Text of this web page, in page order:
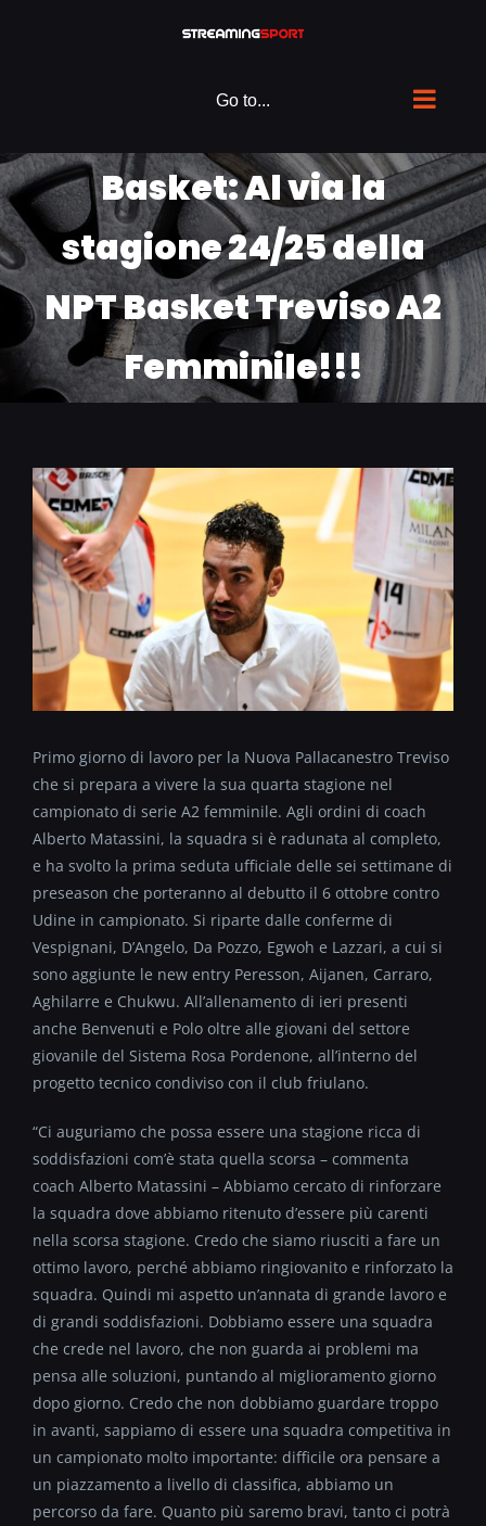
Go to...
Basket: Al via la
stagione 24/25 della
NPT Basket Treviso A2
Femminile!!!
Primo giorno di lavoro per la Nuova Pallacanestro Treviso
che si prepara a vivere la sua quarta stagione nel
campionato di serie A2 femminile. Agli ordini di coach
Alberto Matassini, la squadra si è radunata al completo,
e ha svolto la prima seduta ufficiale delle sei settimane di
preseason che porteranno al debutto il 6 ottobre contro
Udine in campionato. Si riparte dalle conferme di
Vespignani, D’Angelo, Da Pozzo, Egwoh e Lazzari, a cui si
sono aggiunte le new entry Peresson, Aijanen, Carraro,
Aghilarre e Chukwu. All’allenamento di ieri presenti
anche Benvenuti e Polo oltre alle giovani del settore
giovanile del Sistema Rosa Pordenone, all’interno del
progetto tecnico condiviso con il club friulano.
“Ci auguriamo che possa essere una stagione ricca di
soddisfazioni com’è stata quella scorsa – commenta
coach Alberto Matassini – Abbiamo cercato di rinforzare
la squadra dove abbiamo ritenuto d’essere più carenti
nella scorsa stagione. Credo che siamo riusciti a fare un
ottimo lavoro, perché abbiamo ringiovanito e rinforzato la
squadra. Quindi mi aspetto un’annata di grande lavoro e
di grandi soddisfazioni. Dobbiamo essere una squadra
che crede nel lavoro, che non guarda ai problemi ma
pensa alle soluzioni, puntando al miglioramento giorno
dopo giorno. Credo che non dobbiamo guardare troppo
in avanti, sappiamo di essere una squadra competitiva in
un campionato molto importante: difficile ora pensare a
un piazzamento a livello di classifica, abbiamo un
percorso da fare. Quanto più saremo bravi, tanto ci potrà